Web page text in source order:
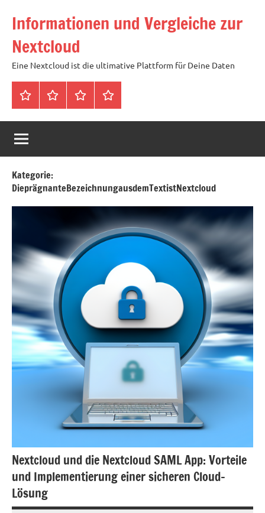
Inhalt
springen
Informationen und Vergleiche zur
Nextcloud
Eine Nextcloud ist die ultimative Plattform für Deine Daten
StartseiteNeuste
Artikel
Cloud
mit
für
/
mtl
Tags
Kategorie:
DieprägnanteBezeichnungausdemTextistNextcloud
Nextcloud und die Nextcloud SAML App: Vorteile
und Implementierung einer sicheren Cloud-
Lösung